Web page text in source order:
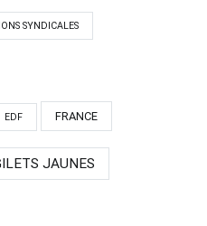
SYNDICALES
EDF FRANCE
JAUNES